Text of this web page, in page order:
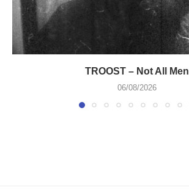
TROOST – Not All Men
06/08/2026